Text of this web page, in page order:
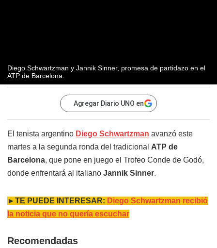
Diego Schwartzman y Jannik Sinner, promesa de partidazo en el
ATP de Barcelona.
Agregar Diario UNO en
El tenista argentino Diego Schwartzman avanzó este
martes a la segunda ronda del tradicional ATP de
Barcelona, que pone en juego el Trofeo Conde de Godó,
donde enfrentará al italiano Jannik Sinner.
►TE PUEDE INTERESAR: Diego Schwartzman recibió
la noticia que no quería escuchar
Recomendadas